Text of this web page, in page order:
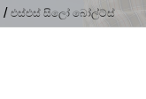
/ එස්එස් සිලෝ බෝල්ට්ස්